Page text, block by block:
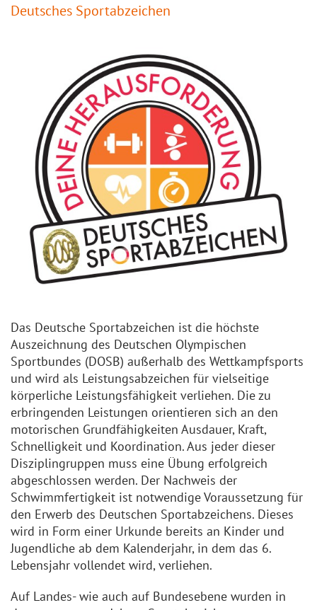
Deutsches Sportabzeichen
Das Deutsche Sportabzeichen ist die höchste
Auszeichnung des Deutschen Olympischen
Sportbundes (DOSB) außerhalb des Wettkampfsports
und wird als Leistungsabzeichen für vielseitige
körperliche Leistungsfähigkeit verliehen. Die zu
erbringenden Leistungen orientieren sich an den
motorischen Grundfähigkeiten Ausdauer, Kraft,
Schnelligkeit und Koordination. Aus jeder dieser
Disziplingruppen muss eine Übung erfolgreich
abgeschlossen werden. Der Nachweis der
Schwimmfertigkeit ist notwendige Voraussetzung für
den Erwerb des Deutschen Sportabzeichens. Dieses
wird in Form einer Urkunde bereits an Kinder und
Jugendliche ab dem Kalenderjahr, in dem das 6.
Lebensjahr vollendet wird, verliehen.
Auf Landes- wie auch auf Bundesebene wurden in